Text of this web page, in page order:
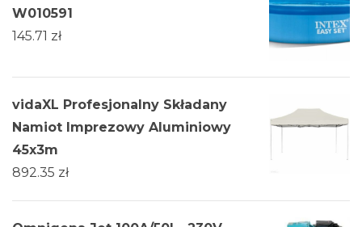
W010591
145.71 zł
vidaXL Profesjonalny Składany
Namiot Imprezowy Aluminiowy
45x3m
892.35 zł